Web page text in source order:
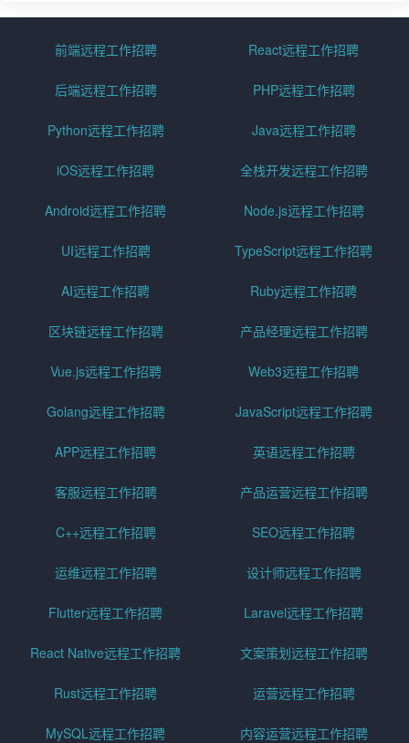
前端远程工作招聘 React远程工作招聘
后端远程工作招聘 PHP远程工作招聘
Python远程工作招聘 Java远程工作招聘
iOS远程工作招聘 全栈开发远程工作招聘
Android远程工作招聘 Node.js远程工作招聘
UI远程工作招聘 TypeScript远程工作招聘
AI远程工作招聘 Ruby远程工作招聘
区块链远程工作招聘 产品经理远程工作招聘
Vue.js远程工作招聘 Web3远程工作招聘
Golang远程工作招聘 JavaScript远程工作招聘
APP远程工作招聘 英语远程工作招聘
客服远程工作招聘 产品运营远程工作招聘
C++远程工作招聘 SEO远程工作招聘
运维远程工作招聘 设计师远程工作招聘
Flutter远程工作招聘 Laravel远程工作招聘
React Native远程工作招聘 文案策划远程工作招聘
Rust远程工作招聘 运营远程工作招聘
MySQL远程工作招聘 内容运营远程工作招聘